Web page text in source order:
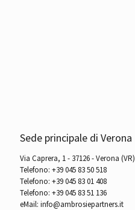
Sede principale di Verona
Via Caprera, 1 - 37126 - Verona (VR)
Telefono: +39 045 83 50 518
Telefono: +39 045 83 01 408
Telefono: +39 045 83 51 136
eMail: info@ambrosiepartners.it